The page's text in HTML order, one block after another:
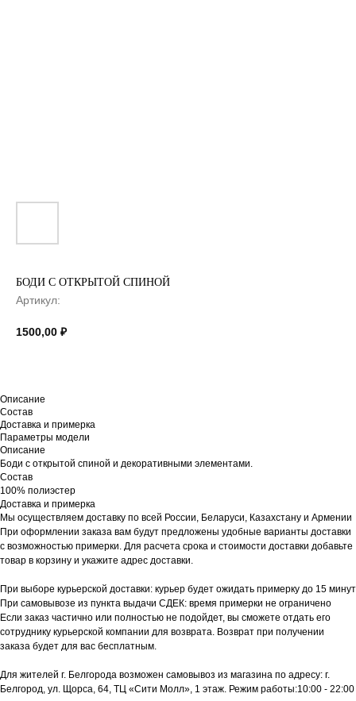
БОДИ С ОТКРЫТОЙ СПИНОЙ
Артикул:
1500,00 ₽
Описание
Состав
Доставка и примерка
Параметры модели
Описание
Боди с открытой спиной и декоративными элементами.
Состав
100% полиэстер
Доставка и примерка
Мы осуществляем доставку по всей России, Беларуси, Казахстану и Армении
При оформлении заказа вам будут предложены удобные варианты доставки
с возможностью примерки. Для расчета срока и стоимости доставки добавьте
товар в корзину и укажите адрес доставки.
При выборе курьерской доставки: курьер будет ожидать примерку до 15 минут
При самовывозе из пункта выдачи СДЕК: время примерки не ограничено
Если заказ частично или полностью не подойдет, вы сможете отдать его
сотруднику курьерской компании для возврата. Возврат при получении
заказа будет для вас бесплатным.
Для жителей г. Белгорода возможен самовывоз из магазина по адресу: г.
Белгород, ул. Щорса, 64, ТЦ «Сити Молл», 1 этаж. Режим работы:10:00 - 22:00